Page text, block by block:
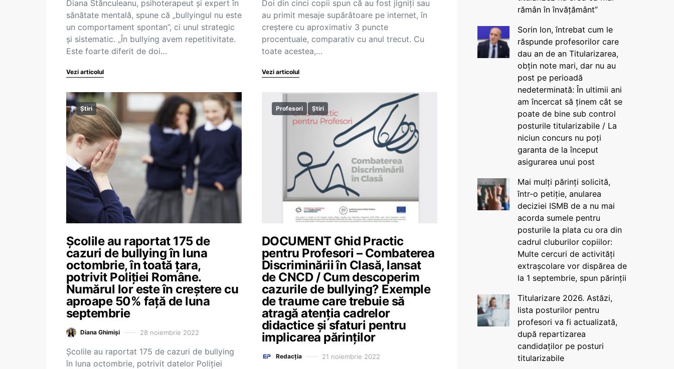
Diana Stănculeanu, psihoterapeut și expert în
sănătate mentală, spune că „bullyingul nu este
un comportament spontan”, ci unul strategic
și sistematic. „În bullying avem repetitivitate.
Este foarte diferit de doi…
Vezi articolul
Doi din cinci copii spun că au fost jigniți sau
au primit mesaje supărătoare pe internet, în
creștere cu aproximativ 3 puncte
procentuale, comparativ cu anul trecut. Cu
toate acestea,…
Vezi articolul
Știri
Școlile au raportat 175 de
cazuri de bullying în luna
octombrie, în toată țara,
potrivit Poliției Române.
Numărul lor este în creștere cu
aproape 50% față de luna
septembrie
Diana Ghimiși 28 noiembrie 2022
Școlile au raportat 175 de cazuri de bullying
în luna octombrie, potrivit datelor Poliției
Profesori Știri
DOCUMENT Ghid Practic
pentru Profesori – Combaterea
Discriminării în Clasă, lansat
de CNCD / Cum descoperim
cazurile de bullying? Exemple
de traume care trebuie să
atragă atenția cadrelor
didactice și sfaturi pentru
implicarea părinților
Redacția 21 noiembrie 2022
rămân în învățământ”
Sorin Ion, întrebat cum le
răspunde profesorilor care
dau an de an Titularizarea,
obțin note mari, dar nu au
post pe perioadă
nedeterminată: În ultimii ani
am încercat să ținem cât se
poate de bine sub control
posturile titularizabile / La
niciun concurs nu poți
garanta de la început
asigurarea unui post
Mai mulți părinți solicită,
într-o petiție, anularea
deciziei ISMB de a nu mai
acorda sumele pentru
posturile la plata cu ora din
cadrul cluburilor copiilor:
Multe cercuri de activități
extrașcolare vor dispărea de
la 1 septembrie, spun părinții
Titularizare 2026. Astăzi,
lista posturilor pentru
profesori va fi actualizată,
după repartizarea
candidaților pe posturi
titularizabile